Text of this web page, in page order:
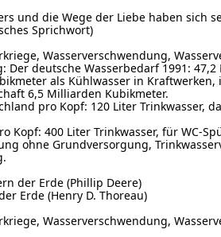
und die Wege der Liebe haben sich
Sprichwort)
Wasserverschwendung,
Der deutsche Wasserbedarf 1991:
als Kühlwasser in
6,5 Milliarden Kubikmeter.
pro Kopf: 120 Liter Trinkwasser,
Kopf: 400 Liter Trinkwasser, für WC-
ohne Grundversorgung,
der Erde (Phillip Deere)
Erde (Henry D. Thoreau)
Wasserverschwendung,